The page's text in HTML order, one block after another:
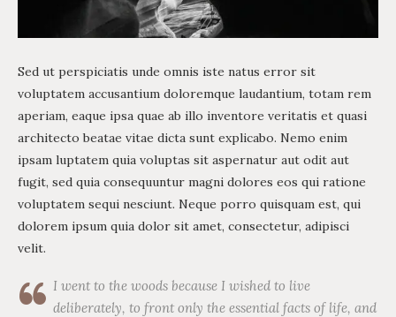
Sed ut perspiciatis unde omnis iste natus error sit
voluptatem accusantium doloremque laudantium, totam rem
aperiam, eaque ipsa quae ab illo inventore veritatis et quasi
architecto beatae vitae dicta sunt explicabo. Nemo enim
ipsam luptatem quia voluptas sit aspernatur aut odit aut
fugit, sed quia consequuntur magni dolores eos qui ratione
voluptatem sequi nesciunt. Neque porro quisquam est, qui
dolorem ipsum quia dolor sit amet, consectetur, adipisci
velit.
I went to the woods because I wished to live
deliberately, to front only the essential facts of life, and